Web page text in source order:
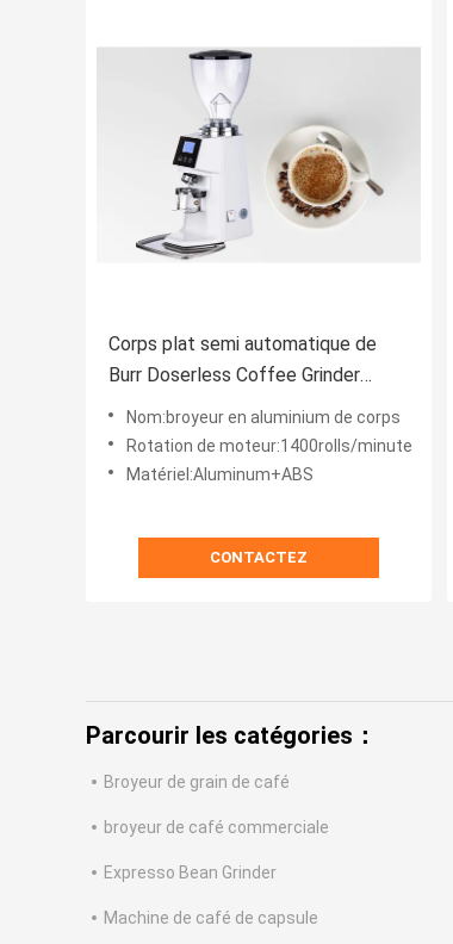
Corps plat semi automatique de
Burr Doserless Coffee Grinder
Aluminium pour le ménage
Nom:broyeur en aluminium de corps
Rotation de moteur:1400rolls/minute
Matériel:Aluminum+ABS
CONTACTEZ
Parcourir les catégories：
Broyeur de grain de café
broyeur de café commerciale
Expresso Bean Grinder
Machine de café de capsule